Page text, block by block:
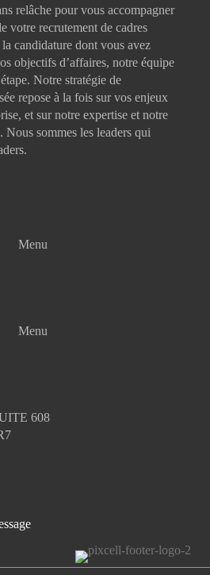
relâche pour vous accompagner
votre recrutement de cadres
candidature dont vous avez
objectifs d’affaires, notre équipe
Notre stratégie de
repose à la fois sur vos enjeux
et sur notre expertise et notre
Nous sommes les leaders qui
Menu
Menu
608